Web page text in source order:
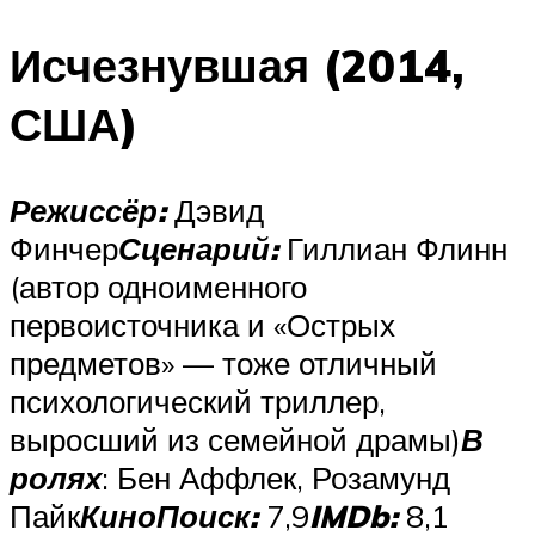
Исчезнувшая (2014,
США)
Режиссёр:Дэвид
ФинчерСценарий:Гиллиан Флинн
(автор одноименного
первоисточника и «Острых
предметов» — тоже отличный
психологический триллер,
выросший из семейной драмы)В
ролях: Бен Аффлек, Розамунд
ПайкКиноПоиск:7,9IMDb:8,1